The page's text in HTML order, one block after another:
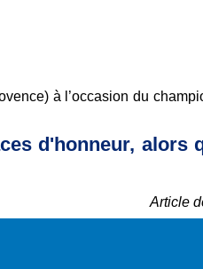
à l’occasion du
d'honneur, alors
Article